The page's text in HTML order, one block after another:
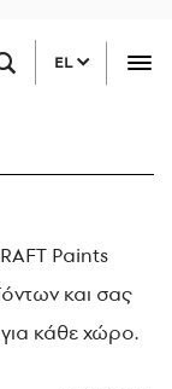
EL
Paints
και σας
κάθε χώρο.